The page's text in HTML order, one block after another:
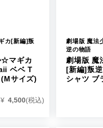
カ[新編]叛
☆マギカ
ベベ T
サイズ)
¥ 4,500(税込)
劇場版 魔法
逆の物語
劇場版 魔
[新編]叛
シャツ ブ